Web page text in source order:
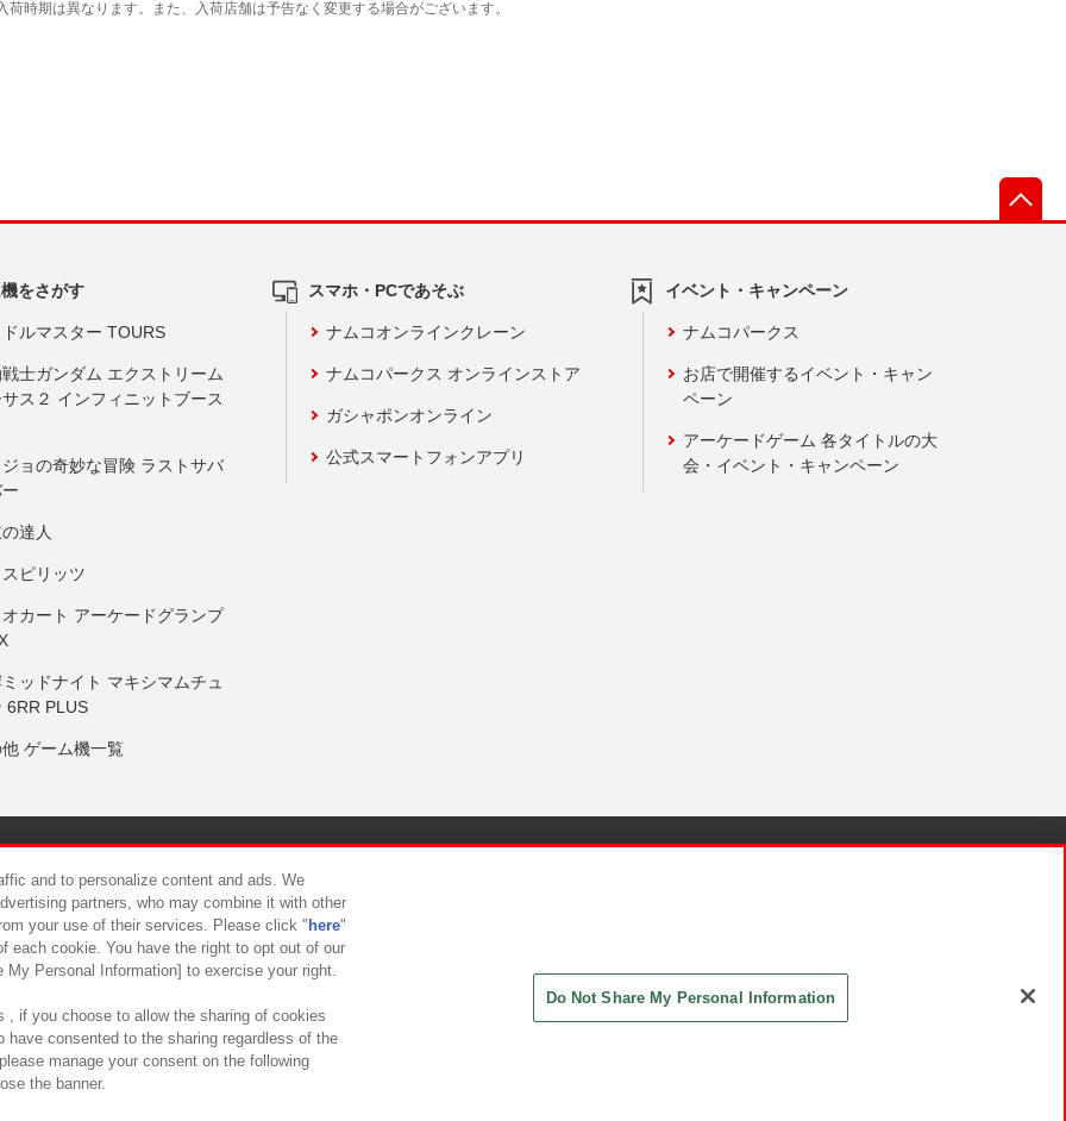
をさがす
ルマスター TOURS
士ガンダム エクストリーム
ス２ インフィニットブース
ョの奇妙な冒険 ラストサバ
達人
ピリッツ
カート アーケードグランプ
ッドナイト マキシマムチュ
6RR PLUS
ゲーム機一覧
スマホ・PCであそぶ
ナムコオンラインクレーン
ナムコパークス オンラインストア
ガシャポンオンライン
公式スマートフォンアプリ
イベント・キャンペーン
ナムコパークス
お店で開催するイベント・キャン
ペーン
アーケードゲーム 各タイトルの大
会・イベント・キャンペーン
について カスタマーハラスメント対応方針
and to personalize content and ads. We
partners, who may combine it with other
your use of their services. Please click " here"
each cookie. You have the right to opt out of our
Personal Information] to exercise your right.
, if you choose to allow the sharing of cookies
have consented to the sharing regardless of the
manage your consent on the following
the banner.
Do Not Share My Personal Information